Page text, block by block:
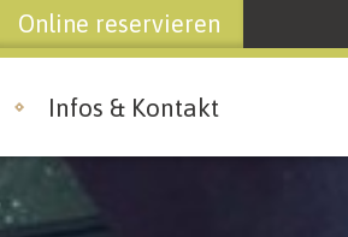
Online reservieren
Infos & Kontakt